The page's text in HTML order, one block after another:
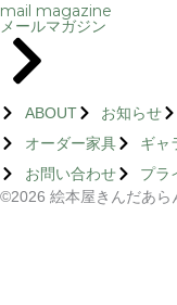
mail magazine
メールマガジン
ABOUT お知らせ
オーダー家具
ギャ
お問い合わせ
プラ
©2026 絵本屋きんだあら